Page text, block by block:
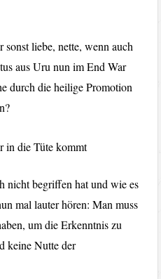
sonst liebe, nette, wenn auch
aus Uru nun im End War
durch die heilige Promotion
nicht begriffen hat und wie es
mal lauter hören: Man muss
um die Erkenntnis zu
keine Nutte der